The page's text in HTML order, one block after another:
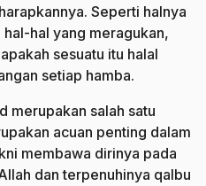
Seperti halnya
hal yang meragukan,
sesuatu itu halal
setiap hamba.
merupakan salah satu
acuan penting dalam
membawa dirinya pada
dan terpenuhinya qalbu